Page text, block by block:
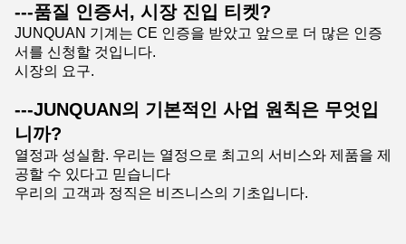
---품질 인증서, 시장 진입 티켓?
JUNQUAN 기계는 CE 인증을 받았고 앞으로 더 많은 인증
서를 신청할 것입니다.
시장의 요구.
---JUNQUAN의 기본적인 사업 원칙은 무엇입
니까?
열정과 성실함. 우리는 열정으로 최고의 서비스와 제품을 제
공할 수 있다고 믿습니다
우리의 고객과 정직은 비즈니스의 기초입니다.